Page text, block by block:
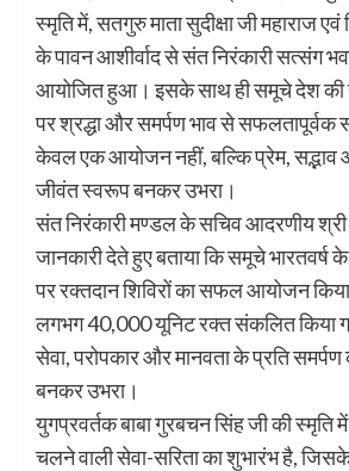
स्मृति में, सतगुरु माता सुदीक्षा जी महाराज एवं
के पावन आशीर्वाद से संत निरंकारी सत्संग
आयोजित हुआ। इसके साथ ही समूचे देश की
पर श्रद्धा और समर्पण भाव से
केवल एक आयोजन नहीं, बल्कि प्रेम, सद्भाव
जीवंत स्वरूप बनकर उभरा।
संत निरंकारी मण्डल के सचिव आदरणीय श्री
जानकारी देते हुए बताया कि समूचे भारतवर्ष
पर रक्तदान शिविरों का सफल आयोजन
लगभग 40,000 यूनिट रक्त संकलित किया
सेवा, परोपकार और मानवता के प्रति
बनकर उभरा।
युगप्रवर्तक बाबा गुरबचन सिंह जी की स्मृति
चलने वाली सेवा-सरिता का शुभारंभ है,